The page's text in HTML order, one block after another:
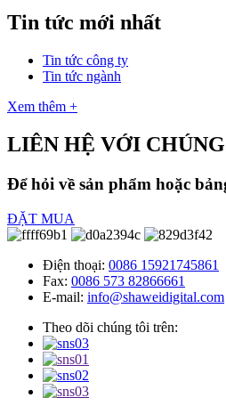
Tin tức mới nhất
Tin tức công ty
Tin tức ngành
Xem thêm +
LIÊN HỆ VỚI
Để hỏi về sản phẩm hoặc
ĐẶT MUA
Điện thoại: 0086 15921745861
Fax: 0086 573 82866661
E-mail: info@shaweidigital.com
Theo dõi chúng tôi trên: